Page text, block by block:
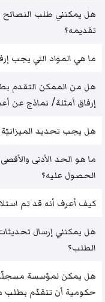
هل يمكنني طلب النصائح
تقديمه؟
ما هي المواد التي يجب
هل من الممكن التقدم
إرفاق أمثلة/ نماذج عن
هل يجب تحديد
ما هو الحد الأدنى
الحصول عليه؟
كيف أعرف أنه قد تم
هل يمكنني إرسال
الطلب؟
هل يمكن لمؤسسة
حكومية أن تتقدّم بطلب